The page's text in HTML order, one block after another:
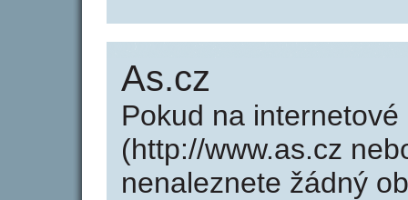
As.cz
Pokud na
(http://www.as.cz
nenaleznete žádný